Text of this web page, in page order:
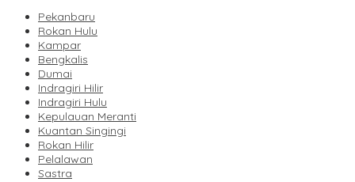
Pekanbaru
Rokan Hulu
Kampar
Bengkalis
Dumai
Indragiri Hilir
Indragiri Hulu
Kepulauan Meranti
Kuantan Singingi
Rokan Hilir
Pelalawan
Sastra